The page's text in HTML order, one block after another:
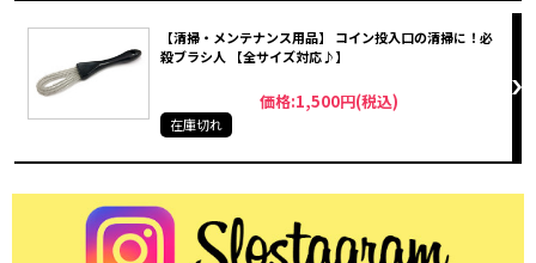
【清掃・メンテナンス用品】 コイン投入口の清掃に！必
殺ブラシ人 【全サイズ対応♪】
価格:1,500円(税込)
在庫切れ